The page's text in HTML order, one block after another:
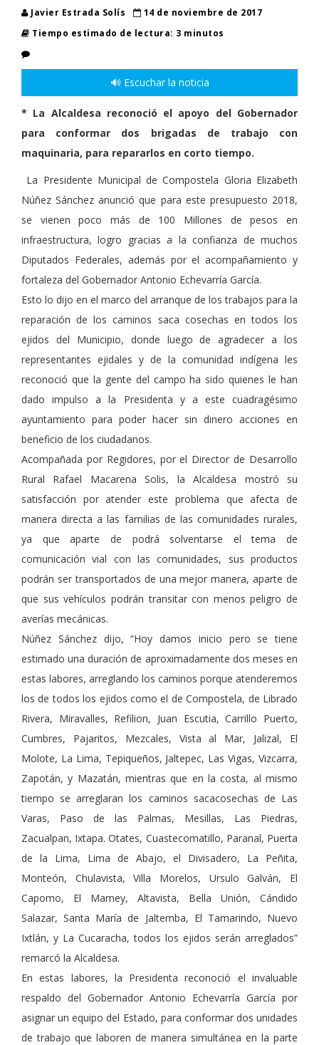
Javier Estrada Solís
14 de noviembre de 2017
Tiempo estimado de lectura: 3 minutos
🔊 Escuchar la noticia
* La Alcaldesa reconoció el apoyo del Gobernador
para conformar dos brigadas de trabajo con
maquinaria, para repararlos en corto tiempo.
La Presidente Municipal de Compostela Gloria Elizabeth
Núñez Sánchez anunció que para este presupuesto 2018,
se vienen poco más de 100 Millones de pesos en
infraestructura, logro gracias a la confianza de muchos
Diputados Federales, además por el acompañamiento y
fortaleza del Gobernador Antonio Echevarría García.
Esto lo dijo en el marco del arranque de los trabajos para la
reparación de los caminos saca cosechas en todos los
ejidos del Municipio, donde luego de agradecer a los
representantes ejidales y de la comunidad indígena les
reconoció que la gente del campo ha sido quienes le han
dado impulso a la Presidenta y a este cuadragésimo
ayuntamiento para poder hacer sin dinero acciones en
beneficio de los ciudadanos.
Acompañada por Regidores, por el Director de Desarrollo
Rural Rafael Macarena Solis, la Alcaldesa mostró su
satisfacción por atender este problema que afecta de
manera directa a las familias de las comunidades rurales,
ya que aparte de podrá solventarse el tema de
comunicación vial con las comunidades, sus productos
podrán ser transportados de una mejor manera, aparte de
que sus vehículos podrán transitar con menos peligro de
averías mecánicas.
Núñez Sánchez dijo, “Hoy damos inicio pero se tiene
estimado una duración de aproximadamente dos meses en
estas labores, arreglando los caminos porque atenderemos
los de todos los ejidos como el de Compostela, de Librado
Rivera, Miravalles, Refilion, Juan Escutia, Carrillo Puerto,
Cumbres, Pajaritos, Mezcales, Vista al Mar, Jalizal, El
Molote, La Lima, Tepiqueños, Jaltepec, Las Vigas, Vizcarra,
Zapotán, y Mazatán, mientras que en la costa, al mismo
tiempo se arreglaran los caminos sacacosechas de Las
Varas, Paso de las Palmas, Mesillas, Las Piedras,
Zacualpan, Ixtapa. Otates, Cuastecomatillo, Paranal, Puerta
de la Lima, Lima de Abajo, el Divisadero, La Peñita,
Monteón, Chulavista, Villa Morelos, Ursulo Galván, El
Capomo, El Mamey, Altavista, Bella Unión, Cándido
Salazar, Santa María de Jaltemba, El Tamarindo, Nuevo
Ixtlán, y La Cucaracha, todos los ejidos serán arreglados”
remarcó la Alcaldesa.
En estas labores, la Presidenta reconoció el invaluable
respaldo del Gobernador Antonio Echevarría García por
asignar un equipo del Estado, para conformar dos unidades
de trabajo que laboren de manera simultánea en la parte